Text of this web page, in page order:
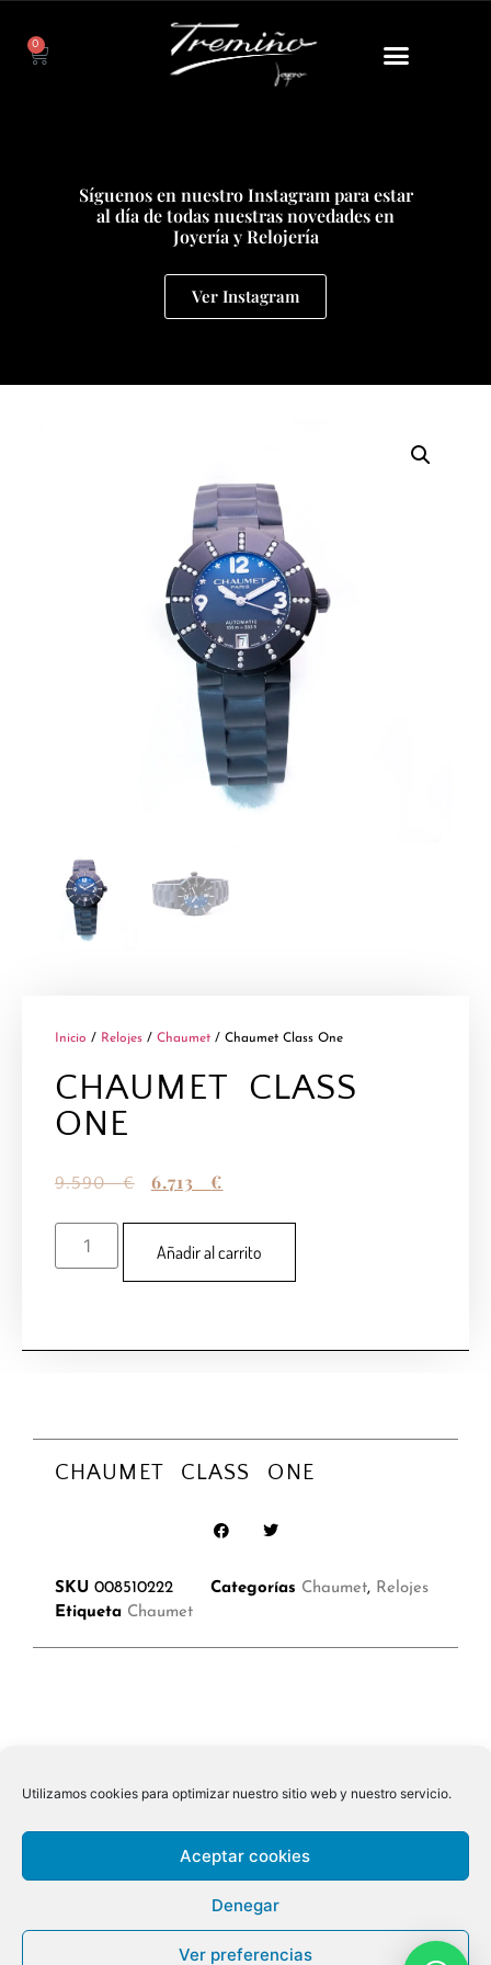
Utilizamos cookies para optimizar nuestro sitio web y nuestro servicio.
Aceptar cookies
Denegar
Ver preferencias
0
Síguenos en nuestro Instagram para estar
al día de todas nuestras novedades en
Joyería y Relojería
Ver Instagram
Inicio / Relojes / Chaumet / Chaumet Class One
CHAUMET CLASS
ONE
9.590€ 6.713 €
Añadir al carrito
CHAUMET CLASS ONE
SKU 008510222 Categorías Chaumet, Relojes
Etiqueta Chaumet
© 2026 ALL RIGHTS RESERVED